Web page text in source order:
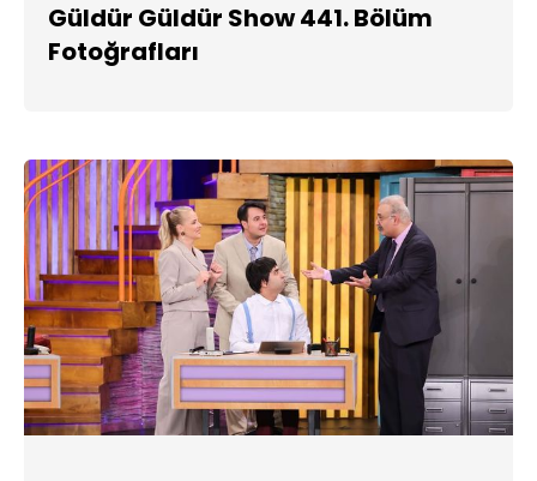
Güldür Güldür Show 441. Bölüm
Fotoğrafları